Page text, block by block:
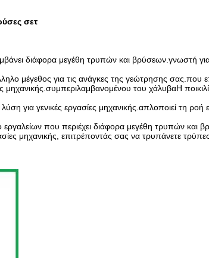
σετ
διάφορα μεγέθη τρυπών και βρύσεων.γνωστή
μέγεθος για τις ανάγκες της γεώτρησης σας.που
μηχανικής.συμπεριλαμβανομένου του χάλυβαΗ
γενικές εργασίες μηχανικής.απλοποιεί τη ροή
που περιέχει διάφορα μεγέθη τρυπών και
μηχανικής, επιτρέποντάς σας να τρυπάνετε